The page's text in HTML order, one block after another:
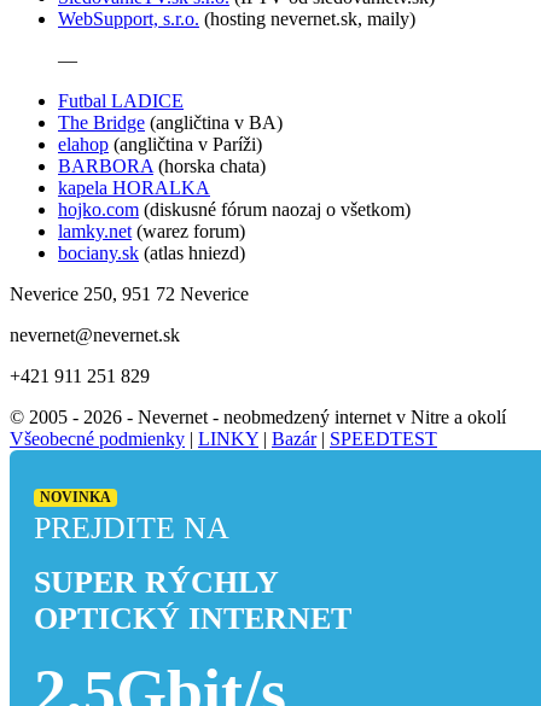
WebSupport, s.r.o. (hosting nevernet.sk, maily)
—
Futbal LADICE
The Bridge (angličtina v BA)
elahop (angličtina v Paríži)
BARBORA (horska chata)
kapela HORALKA
hojko.com (diskusné fórum naozaj o všetkom)
lamky.net (warez forum)
bociany.sk (atlas hniezd)
Neverice 250, 951 72 Neverice
nevernet@nevernet.sk
+421 911 251 829
© 2005 - 2026 - Nevernet - neobmedzený internet v Nitre a okolí
Všeobecné podmienky | LINKY | Bazár| SPEEDTEST
NOVINKA
PREJDITE NA
SUPER RÝCHLY
OPTICKÝ INTERNET